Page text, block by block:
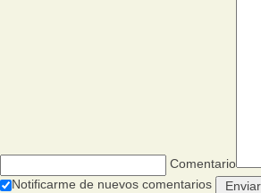
Comentario
Notificarme de nuevos comentarios